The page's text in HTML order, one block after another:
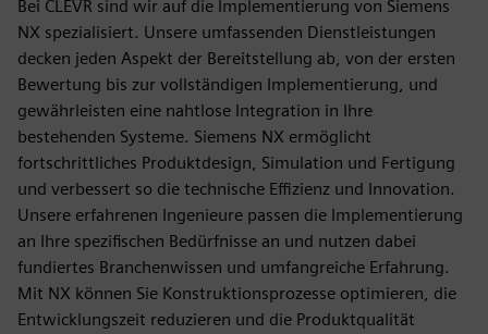
Bei CLEVR sind wir auf die Implementierung von Siemens
NX spezialisiert. Unsere umfassenden Dienstleistungen
decken jeden Aspekt der Bereitstellung ab, von der ersten
Bewertung bis zur vollständigen Implementierung, und
gewährleisten eine nahtlose Integration in Ihre
bestehenden Systeme. Siemens NX ermöglicht
fortschrittliches Produktdesign, Simulation und Fertigung
und verbessert so die technische Effizienz und Innovation.
Unsere erfahrenen Ingenieure passen die Implementierung
an Ihre spezifischen Bedürfnisse an und nutzen dabei
fundiertes Branchenwissen und umfangreiche Erfahrung.
Mit NX können Sie Konstruktionsprozesse optimieren, die
Entwicklungszeit reduzieren und die Produktqualität